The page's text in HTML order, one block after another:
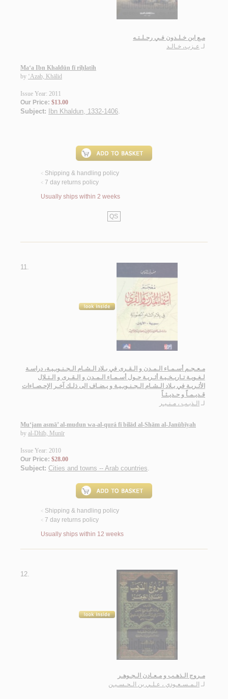
مـع ابن خـلـدون فـي رحـلـتـه
لـ عـزب، خـالـد
Ma‘a Ibn Khaldūn fī riḥlatih
by ‘Azab, Khālid
Issue Year: 2011
Our Price: $13.00
Subject: Ibn Khaldun, 1332-1406.
< Shipping & handling policy
< 7 day returns policy
Usually ships within 2 weeks
QS
11.
مـعـجـم أسـمـاء الـمـدن و الـقـرى في بـلاد الـشـام الـجـنـوبـيـة، دراسـة
لـغـويـة تـاريـخـيـة أثـريـة حـول أسـمـاء الـمـدن و الـقـرى و الـتـلال
الأثـريـة في بـلاد الـشـام الـجـنـوبـيـة و يـضـاف الى ذلـك آخـر الإحـصـاءات
قـديـمـاً و حـديـثـاً
لـ الـذيـب ، مـنـيـر
Mu‘jam asmā’ al-mudun wa-al-qurá fī bilād al-Shām al-Janūbīyah
by al-Dhīb, Munīr
Issue Year: 2010
Our Price: $28.00
Subject: Cities and towns -- Arab countries.
< Shipping & handling policy
< 7 day returns policy
Usually ships within 12 weeks
12.
مـروج الـذهـب و مـعـادن الـجـوهـر
لـ الـمـسـعـودي ، عـلـي بن الـحـسـيـن